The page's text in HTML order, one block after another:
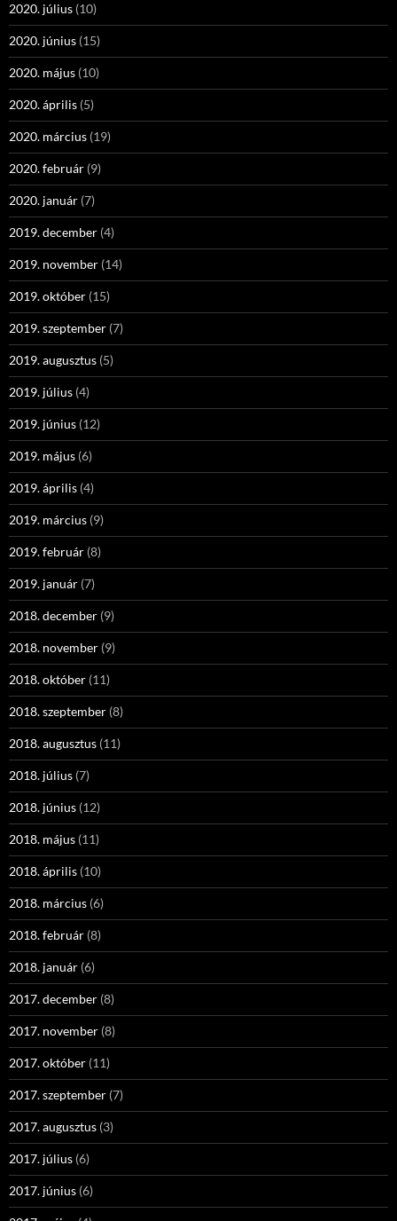
2020. július (10)
2020. június (15)
2020. május (10)
2020. április (5)
2020. március (19)
2020. február (9)
2020. január (7)
2019. december (4)
2019. november (14)
2019. október (15)
2019. szeptember (7)
2019. augusztus (5)
2019. július (4)
2019. június (12)
2019. május (6)
2019. április (4)
2019. március (9)
2019. február (8)
2019. január (7)
2018. december (9)
2018. november (9)
2018. október (11)
2018. szeptember (8)
2018. augusztus (11)
2018. július (7)
2018. június (12)
2018. május (11)
2018. április (10)
2018. március (6)
2018. február (8)
2018. január (6)
2017. december (8)
2017. november (8)
2017. október (11)
2017. szeptember (7)
2017. augusztus (3)
2017. július (6)
2017. június (6)